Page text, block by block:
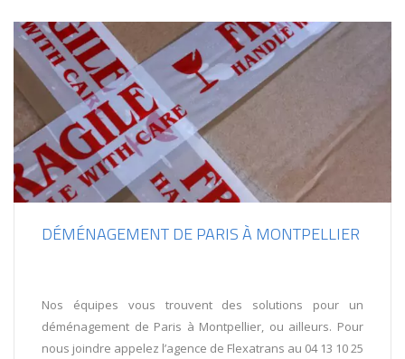
DÉMÉNAGEMENT DE PARIS À MONTPELLIER
Nos équipes vous trouvent des solutions pour un
déménagement de Paris à Montpellier, ou ailleurs. Pour
nous joindre appelez l’agence de Flexatrans au 04 13 10 25